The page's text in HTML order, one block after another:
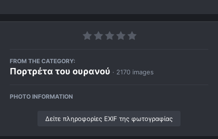
FROM THE CATEGORY:
Πορτρέτα του ουρανού · 2170 images
PHOTO INFORMATION
Δείτε πληροφορίες EXIF της φωτογραφίας